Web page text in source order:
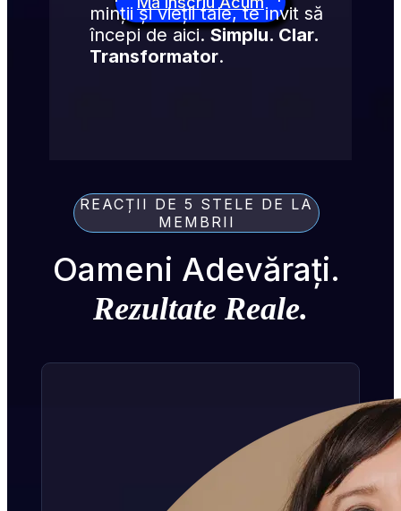
minții și vieții tale, te invit să
începi de aici. Simplu. Clar.
Transformator.
REACȚII DE 5 STELE DE LA
MEMBRII
Oameni Adevărați.
Rezultate Reale.